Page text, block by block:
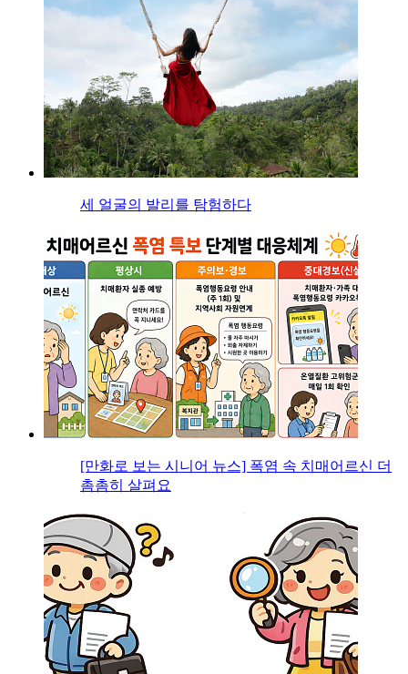
세 얼굴의 발리를 탐험하다
[만화로 보는 시니어 뉴스] 폭염 속 치매어르신 더
촘촘히 살펴요